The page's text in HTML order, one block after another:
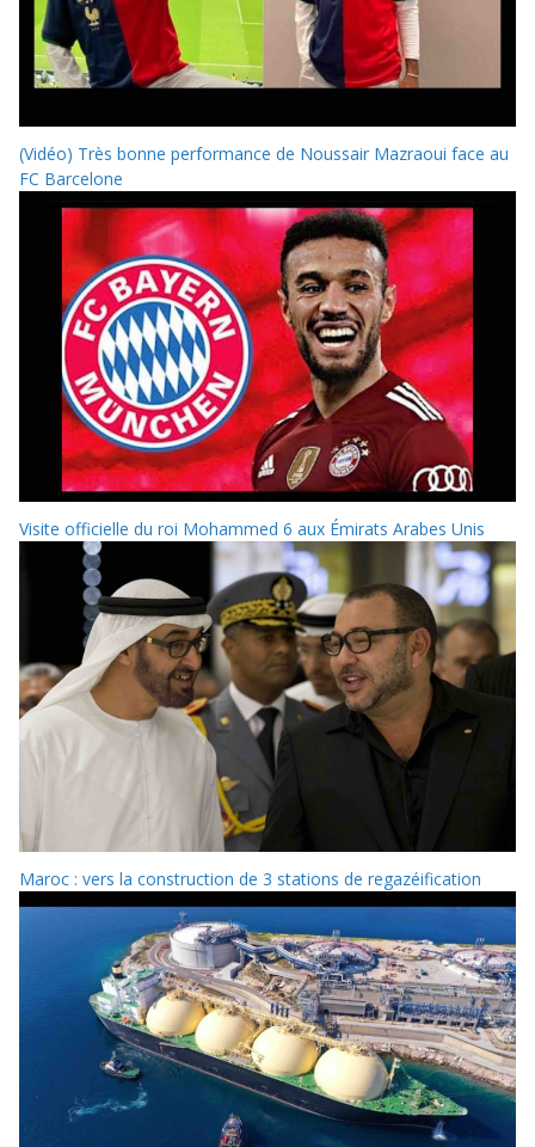
(Vidéo) Très bonne performance de Noussair Mazraoui face au
FC Barcelone
Visite officielle du roi Mohammed 6 aux Émirats Arabes Unis
Maroc : vers la construction de 3 stations de regazéification